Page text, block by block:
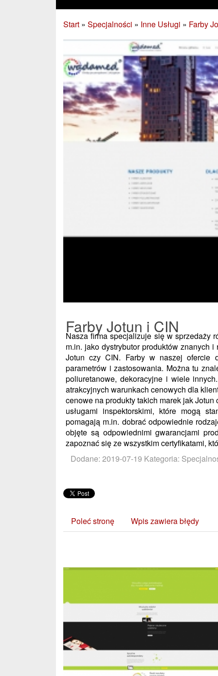
Start » Specjalności » Inne Usługi » Farby
Farby Jotun i CIN
Nasza firma specjalizuje się w sprzedaży
m.in. jako dystrybutor produktów znanych
Jotun czy CIN. Farby w naszej ofercie
parametrów i zastosowania. Można tu
poliuretanowe, dekoracyjne i wiele
atrakcyjnych warunkach cenowych dla
cenowe na produkty takich marek jak
usługami inspektorskimi, które mogą
pomagają m.in. dobrać odpowiednie
objęte są odpowiednimi gwarancjami
zapoznać się ze wszystkim certyfikatami,
Dodane: 2019-07-19 Kategoria:
Poleć stronę Wpis zawiera błędy